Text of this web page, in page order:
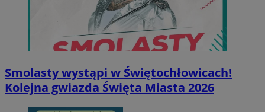
Smolasty wystąpi w Świętochłowicach!
Kolejna gwiazda Święta Miasta 2026